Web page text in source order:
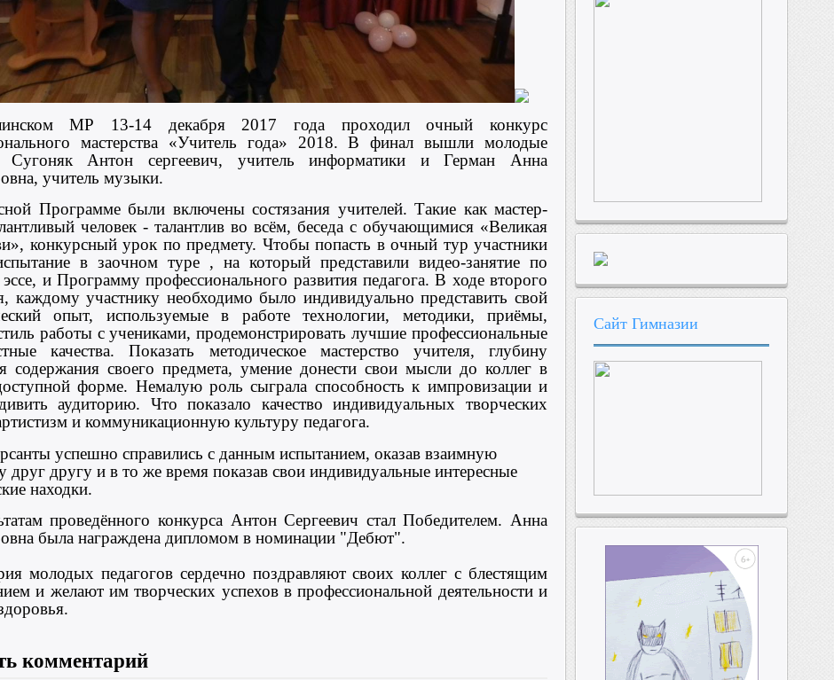
МР 13-14 декабря 2017 года проходил очный конкурс
мастерства «Учитель года» 2018. В финал вышли молодые
Сугоняк Антон сергеевич, учитель информатики и Герман Анна
учитель музыки.
Программе были включены состязания учителей. Такие как мастер-
человек - талантлив во всём, беседа с обучающимися «Великая
конкурсный урок по предмету. Чтобы попасть в очный тур участники
в заочном туре , на который представили видео-занятие по
и Программу профессионального развития педагога. В ходе второго
каждому участнику необходимо было индивидуально представить свой
опыт, используемые в работе технологии, методики, приёмы,
работы с учениками, продемонстрировать лучшие профессиональные
качества. Показать методическое мастерство учителя, глубину
содержания своего предмета, умение донести свои мысли до коллег в
форме. Немалую роль сыграла способность к импровизации и
аудиторию. Что показало качество индивидуальных творческих
и коммуникационную культуру педагога.
успешно справились с данным испытанием, оказав взаимную
друг другу и в то же время показав свои индивидуальные интересные
находки.
проведённого конкурса Антон Сергеевич стал Победителем. Анна
была награждена дипломом в номинации "Дебют".
молодых педагогов сердечно поздравляют своих коллег с блестящим
и желают им творческих успехов в профессиональной деятельности и
комментарий
Сайт Гимназии